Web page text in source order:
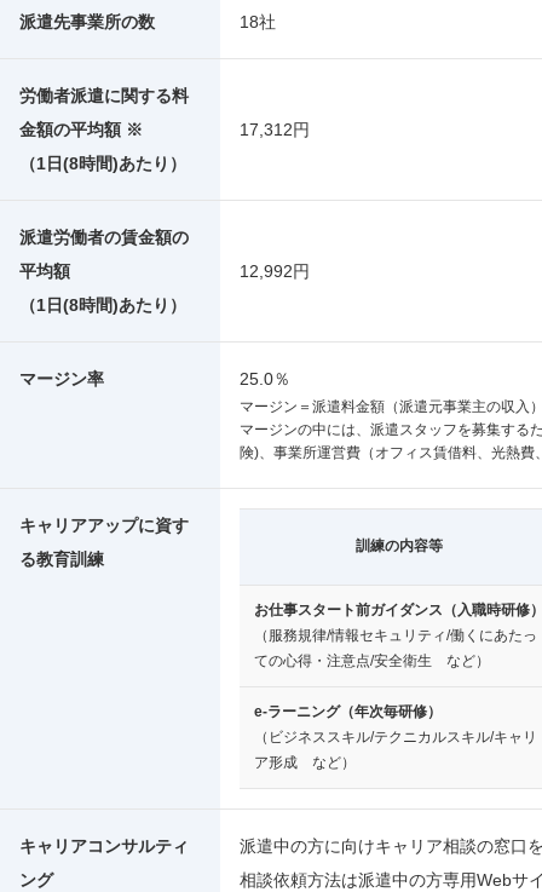
派遣先事業所の数 18社
労働者派遣に関する料
金額の平均額 ※
（1日(8時間)あたり）
17,312円
派遣労働者の賃金額の
平均額
（1日(8時間)あたり）
12,992円
マージン率 25.0％
マージン＝派遣料金額（派遣元事業主の収入
マージンの中には、派遣スタッフを募集する
険)、事業所運営費（オフィス賃借料、光熱
キャリアアップに資す
る教育訓練
訓練の内容等
お仕事スタート前ガイダンス（入職時研修
（服務規律/情報セキュリティ/働くにあたっ
ての心得・注意点/安全衛生 など）
e-ラーニング（年次毎研修）
（ビジネススキル/テクニカルスキル/キャリ
ア形成 など）
キャリアコンサルティ
ング
派遣中の方に向けキャリア相談の窓口
相談依頼方法は派遣中の方専用Webサ